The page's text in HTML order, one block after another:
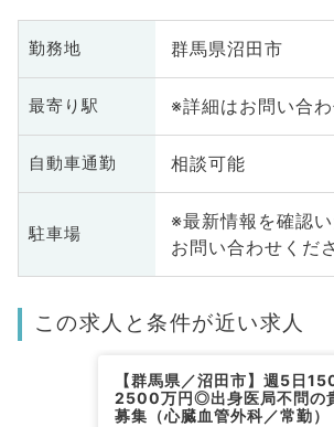
勤務地 群馬県沼田市
最寄り駅 ※詳細はお問い合
自動車通勤 相談可能
駐車場
※最新情報を確認
お問い合わせくだ
この求人と条件が近い求人
【群馬県／沼田市】週5日
2500万円◎出身医局不問の
募集（心臓血管外科／常勤）